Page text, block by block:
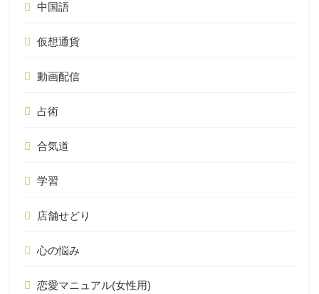
中国語
仮想通貨
動画配信
占術
合気道
学習
店舗せどり
心の悩み
恋愛マニュアル(女性用)